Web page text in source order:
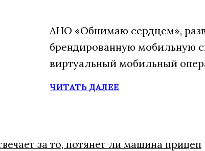
АНО «Обнимаю сердцем»,
брендированную мобильную
виртуальный мобильный
ЧИТАТЬ ДАЛЕЕ
за то, потянет ли машина прицеп